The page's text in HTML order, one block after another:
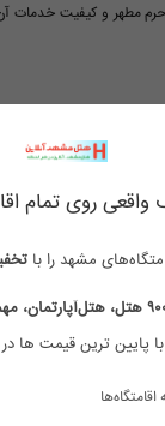
مطهر و کیفیت خدمات آن
طبرسی قیمت
طبرسی
مشهد را با
مهمانپذیر و مسافرخانه
پایین ترین قیمت ها